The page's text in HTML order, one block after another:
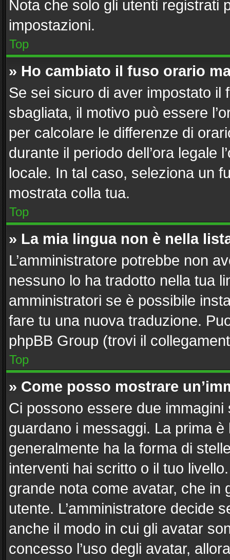
Nota che solo gli utenti registrati
impostazioni.
Top
» Ho cambiato il fuso orario
Se sei sicuro di aver impostato il
sbagliata, il motivo può essere
per calcolare le differenze di
durante il periodo dell’ora legale
locale. In tal caso, seleziona un
mostrata colla tua.
Top
» La mia lingua non è nella
L’amministratore potrebbe non
nessuno lo ha tradotto nella tua
amministratori se è possibile
fare tu una nuova traduzione.
phpBB Group (trovi il
Top
» Come posso mostrare
Ci possono essere due
guardano i messaggi. La prima
generalmente ha la forma di
interventi hai scritto o il tuo
grande nota come avatar, che in
utente. L’amministratore decide
anche il modo in cui gli avatar
concesso l’uso degli avatar,